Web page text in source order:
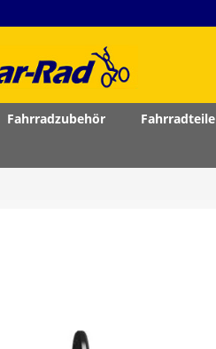
Fahrradzubehör Fahrradteile